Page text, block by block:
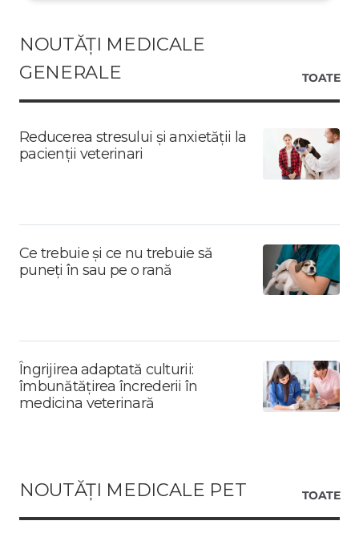
NOUTĂȚI MEDICALE
GENERALE
TOATE
Reducerea stresului și anxietății la
pacienții veterinari
Ce trebuie și ce nu trebuie să
puneți în sau pe o rană
Îngrijirea adaptată culturii:
îmbunătățirea încrederii în
medicina veterinară
NOUTĂȚI MEDICALE PET TOATE